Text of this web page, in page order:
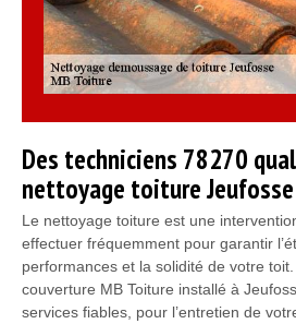
Des techniciens 78270
nettoyage toiture Jeufosse
Le nettoyage toiture est une
effectuer fréquemment pour garantir
performances et la solidité de votre
couverture MB Toiture installé à
services fiables, pour l’entretien de